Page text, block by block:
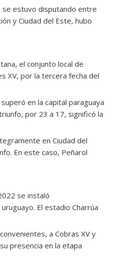
y los partidos decisivos
haciendo historia, además
también viene asombrando.
se estuvo disputando entre
y Ciudad del Este, hubo
tuvo encuentros que
a propios y
el conjunto local de
XV, por la tercera fecha del
la competición. Mientras
cotejos dejaban su
en la capital paraguaya
por 23 a 17, significó la
locales, Olimpia Lions
Uruguay. Hasta el
en Ciudad del
En este caso, Peñarol
la quincena argentina,
se instaló
El estadio Charrúa
las semifinales y la gran
a Cobras XV y
presencia en la etapa